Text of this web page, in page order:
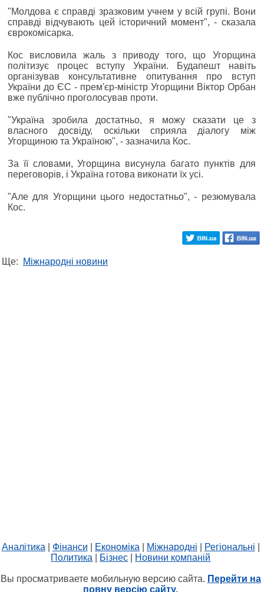
"Молдова є справді зразковим учнем у всій групі. Вони
справді відчувають цей історичний момент", - сказала
єврокомісарка.
Кос висловила жаль з приводу того, що Угорщина
політизує процес вступу України. Будапешт навіть
організував консультативне опитування про вступ
України до ЄС - прем'єр-міністр Угорщини Віктор Орбан
вже публічно проголосував проти.
"Україна зробила достатньо, я можу сказати це з
власного досвіду, оскільки сприяла діалогу між
Угорщиною та Україною", - зазначила Кос.
За її словами, Угорщина висунула багато пунктів для
переговорів, і Україна готова виконати їх усі.
"Але для Угорщини цього недостатньо", - резюмувала
Кос.
Ще: Міжнародні новини
Аналітика Фінанси Економіка Міжнародні Регіональні
Политика
Бізнес Новини компаній
Вы просматриваете мобильную версию сайта. Перейти на
повну версію сайту.